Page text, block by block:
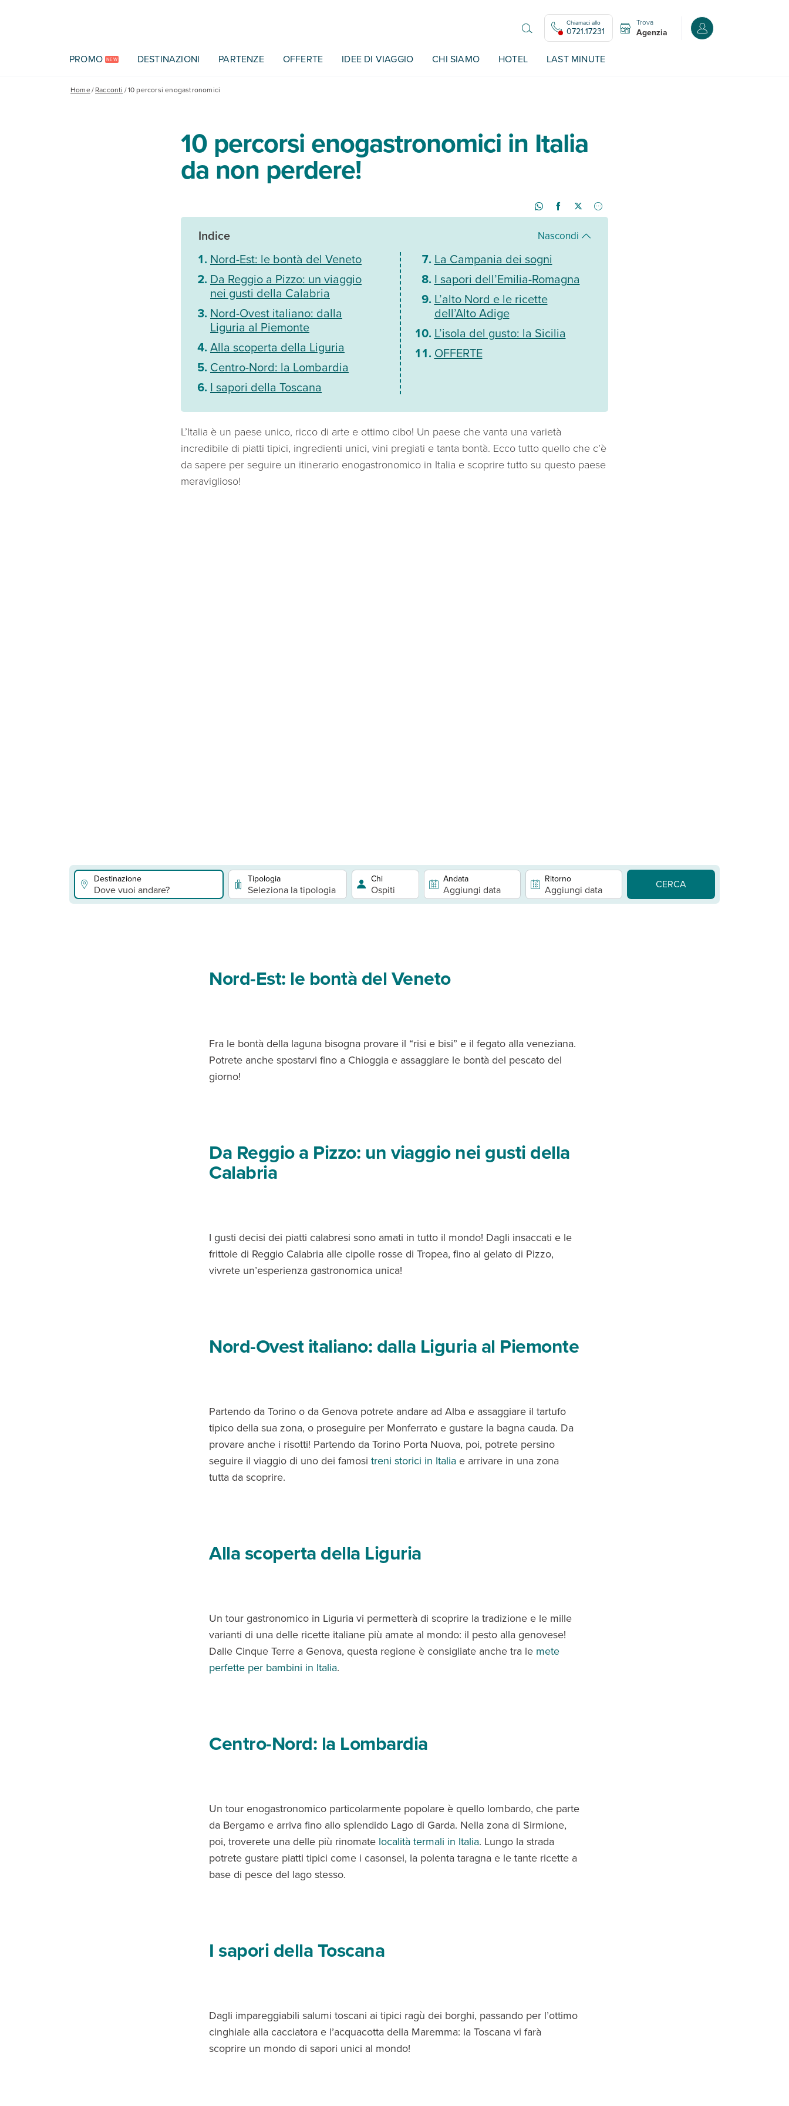
Chiamaci allo
0721.17231
Trova
Agenzia Accedi o registrati
PROMO NEW DESTINAZIONI PARTENZE OFFERTE IDEE DI VIAGGIO CHI SIAMO HOTEL LAST MINUTE
Home/Racconti /10 percorsi enogastronomici
10 percorsi enogastronomici in Italia
da non perdere!
Indice Nascondi
Nord-Est: le bontà del Veneto
Da Reggio a Pizzo: un viaggio
nei gusti della Calabria
Nord-Ovest italiano: dalla
Liguria al Piemonte
Alla scoperta della Liguria
Centro-Nord: la Lombardia
I sapori della Toscana
La Campania dei sogni
I sapori dell’Emilia-Romagna
L’alto Nord e le ricette
dell’Alto Adige
L’isola del gusto: la Sicilia
OFFERTE
L’Italia è un paese unico, ricco di arte e ottimo cibo! Un paese che vanta una varietà
incredibile di piatti tipici, ingredienti unici, vini pregiati e tanta bontà. Ecco tutto quello che c’è
da sapere per seguire un itinerario enogastronomico in Italia e scoprire tutto su questo paese
meraviglioso!
Destinazione
Dove vuoi andare?
Tipologia
Seleziona la tipologia
Chi
Ospiti
Andata
Aggiungi data
Ritorno
Aggiungi data CERCA
Nord-Est: le bontà del Veneto
Fra le bontà della laguna bisogna provare il “risi e bisi” e il fegato alla veneziana.
Potrete anche spostarvi fino a Chioggia e assaggiare le bontà del pescato del
giorno!
Da Reggio a Pizzo: un viaggio nei gusti della
Calabria
I gusti decisi dei piatti calabresi sono amati in tutto il mondo! Dagli insaccati e le
frittole di Reggio Calabria alle cipolle rosse di Tropea, fino al gelato di Pizzo,
vivrete un’esperienza gastronomica unica!
Nord-Ovest italiano: dalla Liguria al Piemonte
Partendo da Torino o da Genova potrete andare ad Alba e assaggiare il tartufo
tipico della sua zona, o proseguire per Monferrato e gustare la bagna cauda. Da
provare anche i risotti! Partendo da Torino Porta Nuova, poi, potrete persino
seguire il viaggio di uno dei famosi treni storici in Italia e arrivare in una zona
tutta da scoprire.
Alla scoperta della Liguria
Un tour gastronomico in Liguria vi permetterà di scoprire la tradizione e le mille
varianti di una delle ricette italiane più amate al mondo: il pesto alla genovese!
Dalle Cinque Terre a Genova, questa regione è consigliate anche tra le mete
perfette per bambini in Italia.
Centro-Nord: la Lombardia
Un tour enogastronomico particolarmente popolare è quello lombardo, che parte
da Bergamo e arriva fino allo splendido Lago di Garda. Nella zona di Sirmione,
poi, troverete una delle più rinomate località termali in Italia. Lungo la strada
potrete gustare piatti tipici come i casonsei, la polenta taragna e le tante ricette a
base di pesce del lago stesso.
I sapori della Toscana
Dagli impareggiabili salumi toscani ai tipici ragù dei borghi, passando per l’ottimo
cinghiale alla cacciatora e l’acquacotta della Maremma: la Toscana vi farà
scoprire un mondo di sapori unici al mondo!